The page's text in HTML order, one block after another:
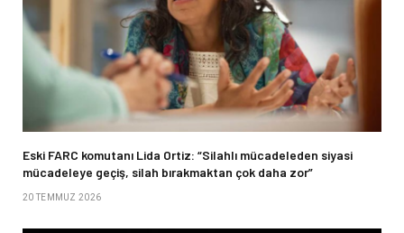
Eski FARC komutanı Lida Ortiz: “Silahlı mücadeleden siyasi
mücadeleye geçiş, silah bırakmaktan çok daha zor”
20 TEMMUZ 2026